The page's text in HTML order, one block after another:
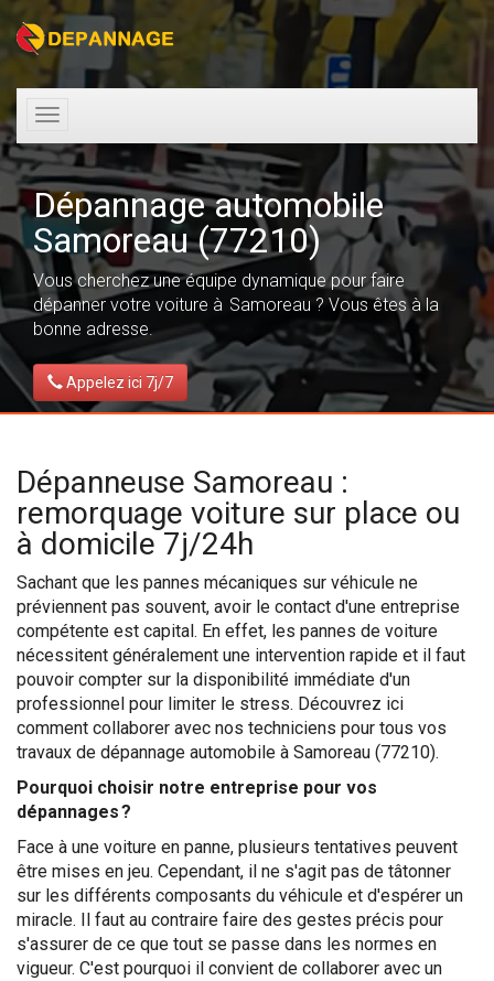
Toggle
navigation
Dépannage automobile
Samoreau (77210)
Vous cherchez une équipe dynamique pour faire
dépanner votre voiture à Samoreau ? Vous êtes à la
bonne adresse.
Appelez ici 7j/7
Dépanneuse Samoreau :
remorquage voiture sur place ou
à domicile 7j/24h
Sachant que les pannes mécaniques sur véhicule ne
préviennent pas souvent, avoir le contact d'une entreprise
compétente est capital. En effet, les pannes de voiture
nécessitent généralement une intervention rapide et il faut
pouvoir compter sur la disponibilité immédiate d'un
professionnel pour limiter le stress. Découvrez ici
comment collaborer avec nos techniciens pour tous vos
travaux de dépannage automobile à Samoreau (77210).
Pourquoi choisir notre entreprise pour vos
dépannages ?
Face à une voiture en panne, plusieurs tentatives peuvent
être mises en jeu. Cependant, il ne s'agit pas de tâtonner
sur les différents composants du véhicule et d'espérer un
miracle. Il faut au contraire faire des gestes précis pour
s'assurer de ce que tout se passe dans les normes en
vigueur. C'est pourquoi il convient de collaborer avec un